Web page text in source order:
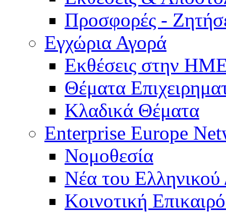
Προσφορές -
Εγχώρια Αγορά
Εκθέσεις στην
Θέματα
Κλαδικά Θέματα
Enterprise Europe
Νομοθεσία
Νέα του Ελληνικού
Κοινοτική